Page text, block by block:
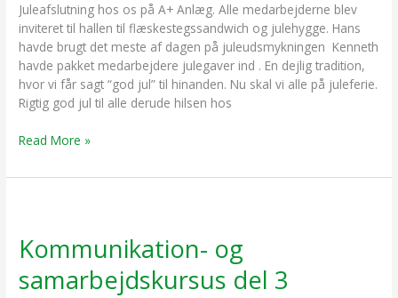
Juleafslutning hos os på A+ Anlæg. Alle medarbejderne blev
inviteret til hallen til flæskestegssandwich og julehygge. Hans
havde brugt det meste af dagen på juleudsmykningen Kenneth
havde pakket medarbejdere julegaver ind . En dejlig tradition,
hvor vi får sagt “god jul” til hinanden. Nu skal vi alle på juleferie.
Rigtig god jul til alle derude hilsen hos
Read More »
Kommunikation- og
samarbejdskursus del 3
samarbejdskursus
del
3